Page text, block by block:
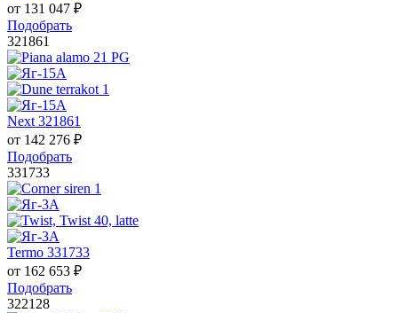
от 131 047 ₽
Подобрать
321861
Next 321861
от 142 276 ₽
Подобрать
331733
Termo 331733
от 162 653 ₽
Подобрать
322128